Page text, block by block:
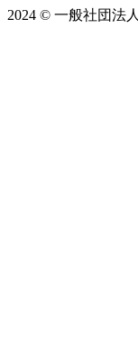
2024 © 一般社団法